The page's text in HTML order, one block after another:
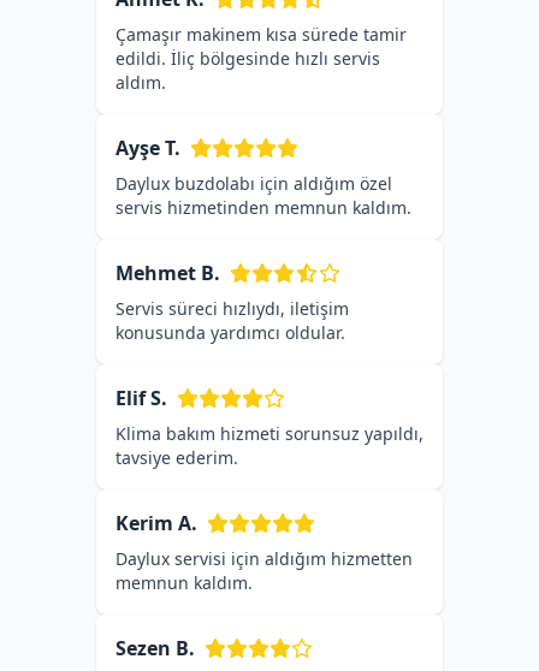
Çamaşır makinem kısa sürede tamir
edildi. İliç bölgesinde hızlı servis
aldım.
Ayşe T.
Daylux buzdolabı için aldığım özel
servis hizmetinden memnun kaldım.
Mehmet B.
Servis süreci hızlıydı, iletişim
konusunda yardımcı oldular.
Elif S.
Klima bakım hizmeti sorunsuz yapıldı,
tavsiye ederim.
Kerim A.
Daylux servisi için aldığım hizmetten
memnun kaldım.
Sezen B.